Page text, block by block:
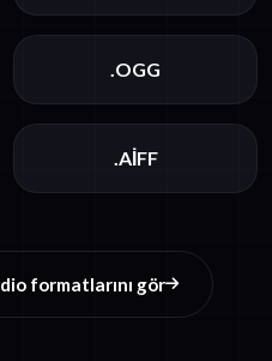
.OGG
.AIFF
formatlarını gör